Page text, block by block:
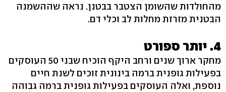
מהחולדות שהשומן הצטבר בבטנן. נראה שההשמנה
הבטנית מזרזת מחלות לב וכלי דם.
4. יותר ספורט
מחקר ארוך שנים ורחב היקף הוכיח שבני 50 העוסקים
בפעילות גופנית ברמה בינונית זוכים לשנת חיים
נוספת, ואלה העוסקים בפעילות גופנית ברמה גבוהה